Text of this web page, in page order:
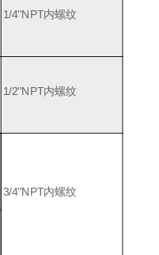
1/4''NPT内螺纹
1/2''NPT内螺纹
3/4''NPT内螺纹